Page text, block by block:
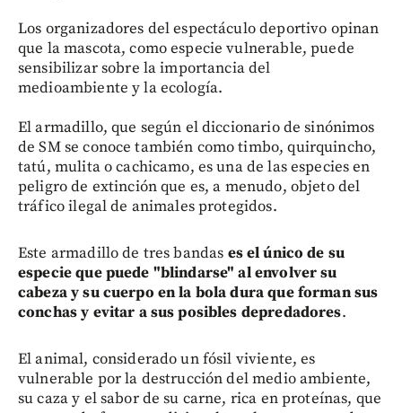
Los organizadores del espectáculo deportivo opinan
que la mascota, como especie vulnerable, puede
sensibilizar sobre la importancia del
medioambiente y la ecología.
El armadillo, que según el diccionario de sinónimos
de SM se conoce también como timbo, quirquincho,
tatú, mulita o cachicamo, es una de las especies en
peligro de extinción que es, a menudo, objeto del
tráfico ilegal de animales protegidos.
Este armadillo de tres bandas es el único de su
especie que puede "blindarse" al envolver su
cabeza y su cuerpo en la bola dura que forman sus
conchas y evitar a sus posibles depredadores.
El animal, considerado un fósil viviente, es
vulnerable por la destrucción del medio ambiente,
su caza y el sabor de su carne, rica en proteínas, que